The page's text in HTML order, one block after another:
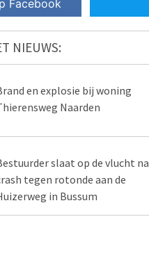
Facebook
NIEUWS:
en explosie bij woning
Naarden
slaat op de vlucht na
tegen rotonde aan de
in Bussum